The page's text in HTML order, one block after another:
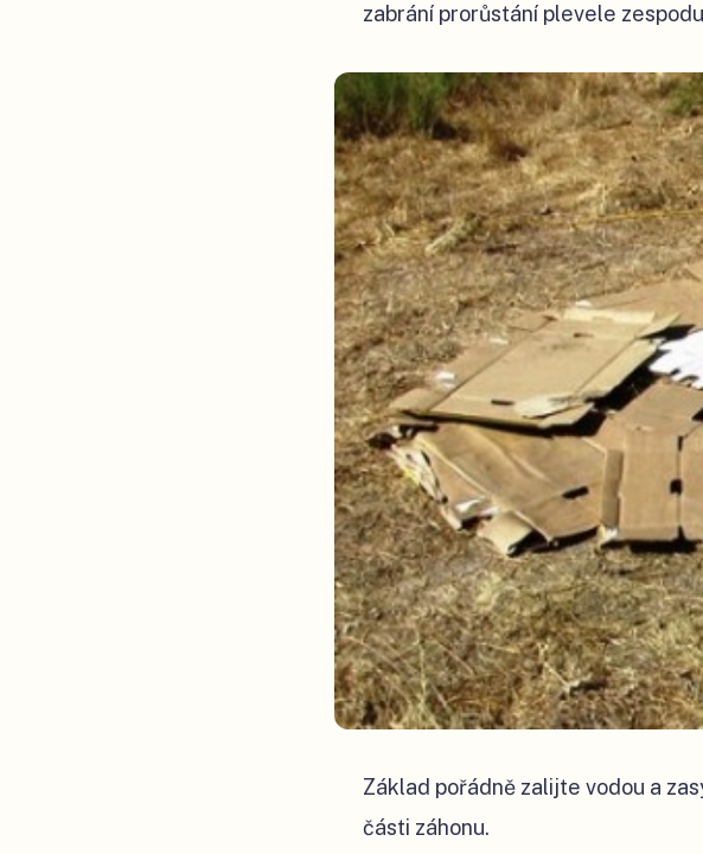
zabrání prorůstání plevele
Základ pořádně zalijte vodou a
části záhonu.